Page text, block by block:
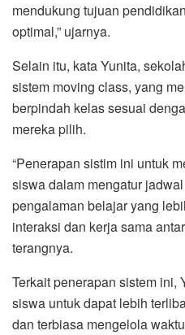
mendukung tujuan
optimal,” ujarnya.
Selain itu, kata Yunita,
sistem moving class, yang
berpindah kelas sesuai
mereka pilih.
“Penerapan sistim ini untuk
siswa dalam mengatur
pengalaman belajar yang
interaksi dan kerja sama
terangnya.
Terkait penerapan sistem ini,
siswa untuk dapat lebih
dan terbiasa mengelola